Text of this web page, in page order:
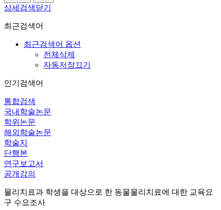
상세검색닫기
최근검색어
최근검색어 옵션
전체삭제
자동저장끄기
인기검색어
통합검색
국내학술논문
학위논문
해외학술논문
학술지
단행본
연구보고서
공개강의
물리치료과 학생을 대상으로 한 동물물리치료에 대한 교육요
구 수요조사